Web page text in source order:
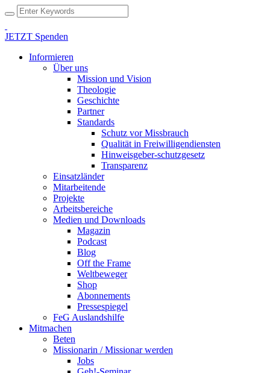
JETZT Spenden
Informieren
Über uns
Mission und Vision
Theologie
Geschichte
Partner
Standards
Schutz vor Missbrauch
Qualität in Freiwilligendiensten
Hinweisgeber-schutzgesetz
Transparenz
Einsatzländer
Mitarbeitende
Projekte
Arbeitsbereiche
Medien und Downloads
Magazin
Podcast
Blog
Off the Frame
Weltbeweger
Shop
Abonnements
Pressespiegel
FeG Auslandshilfe
Mitmachen
Beten
Missionarin / Missionar werden
Jobs